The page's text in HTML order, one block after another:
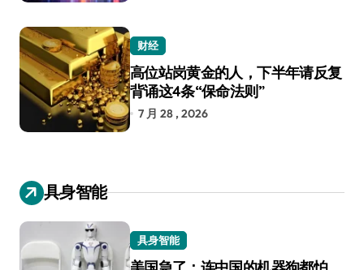
财经
高位站岗黄金的人，下半年请反复
背诵这4条“保命法则”
7 月 28 , 2026
具身智能
具身智能